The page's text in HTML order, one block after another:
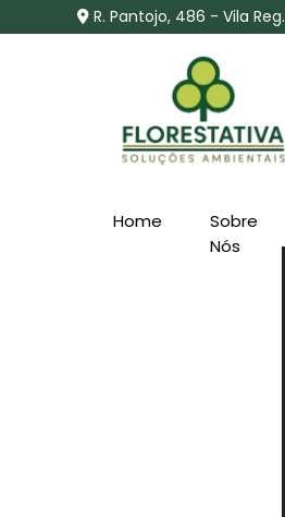
R. Pantojo, 486 - Vila
Home
Sobre
Nós
Ademar -
legais e